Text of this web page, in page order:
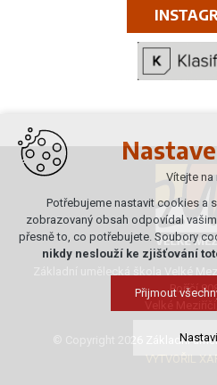
Poříčí
© Copyright 2026 Základní
VYTVOŘIL
Vítejte na
Potřebujeme nastavit cookies a
zobrazovaný obsah odpovídal
přesně to, co potřebujete. Soubory
nikdy neslouží ke zjišťování
Přijmout